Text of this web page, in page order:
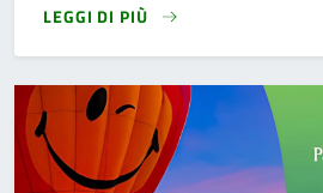
LEGGI DI PIÙ